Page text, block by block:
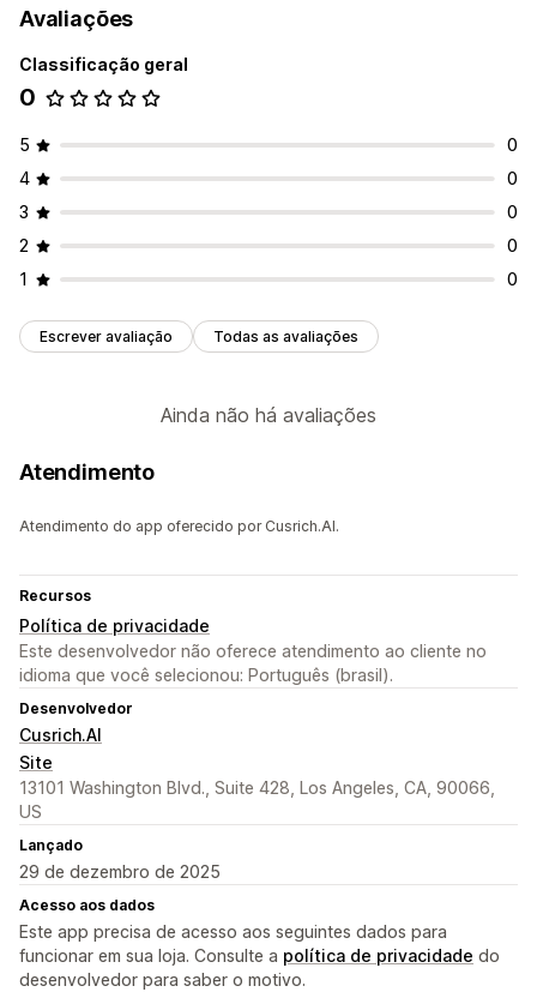
Avaliações
Classificação geral
0
5
0
4
0
3
0
2
0
1
0
Escrever avaliação Todas as avaliações
Ainda não há avaliações
Atendimento
Atendimento do app oferecido por Cusrich.AI.
Recursos
Política de privacidade
Este desenvolvedor não oferece atendimento ao cliente no
idioma que você selecionou: Português (brasil).
Desenvolvedor
Cusrich.AI
Site
13101 Washington Blvd., Suite 428, Los Angeles, CA, 90066,
US
Lançado
29 de dezembro de 2025
Acesso aos dados
Este app precisa de acesso aos seguintes dados para
funcionar em sua loja. Consulte a política de privacidade do
desenvolvedor para saber o motivo.